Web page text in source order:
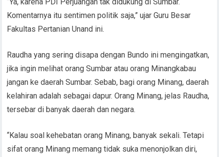
Komentarnya itu sentimen politik saja,” ujar Guru Besar
Fakultas Pertanian Unand ini.
Raudha yang sering disapa dengan Bundo ini mengingatkan,
jika ingin melihat orang Sumbar atau orang Minangkabau
jangan ke daerah Sumbar. Sebab, bagi orang Minang, daerah
kelahiran adalah sebagai dapur. Orang Minang, jelas Raudha,
tersebar di banyak daerah dan negara.
“Kalau soal kehebatan orang Minang, banyak sekali. Tetapi
sifat orang Minang memang tidak suka menonjolkan diri,